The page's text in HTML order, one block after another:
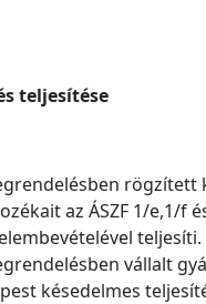
teljesítése
rögzített
az ÁSZF 1/e,1/f
teljesíti.
vállalt
késedelmes